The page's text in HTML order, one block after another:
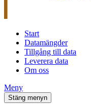
Start
Datamängder
Tillgång till data
Leverera data
Om oss
Meny
Stäng menyn